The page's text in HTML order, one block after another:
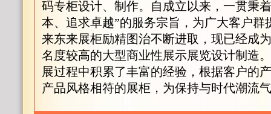
码专柜设计、制作。自成立以来，一贯秉
本、追求卓越”的服务宗旨，为广大客户群
来东来展柜励精图治不断进取，现已经成
名度较高的大型商业性展示展览设计制造
展过程中积累了丰富的经验，根据客户的
产品风格相符的展柜，为保持与时代潮流